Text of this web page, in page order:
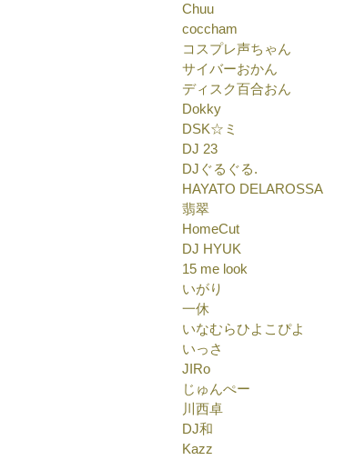
Chuu
coccham
コスプレ声ちゃん
サイバーおかん
ディスク百合おん
Dokky
DSK☆ミ
DJ 23
DJぐるぐる.
HAYATO DELAROSSA
翡翠
HomeCut
DJ HYUK
15 me look
いがり
一休
いなむらひよこぴよ
いっさ
JIRo
じゅんぺー
川西卓
DJ和
Kazz